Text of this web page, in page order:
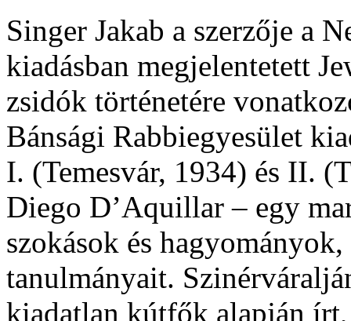
Singer Jakab a szerzője a
kiadásban megjelentetett
zsidók történetére
Bánsági Rabbiegyesület
I. (Temesvár, 1934) és II.
Diego D’Aquillar – egy
szokások és
tanulmányait.
kiadatlan kútfők alapján